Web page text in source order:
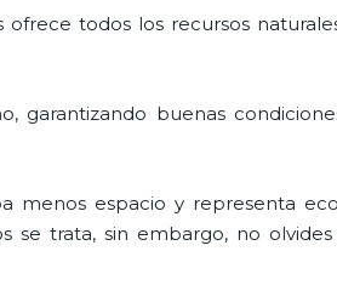
todos los recursos
garantizando buenas
menos espacio y representa
se trata, sin embargo, no